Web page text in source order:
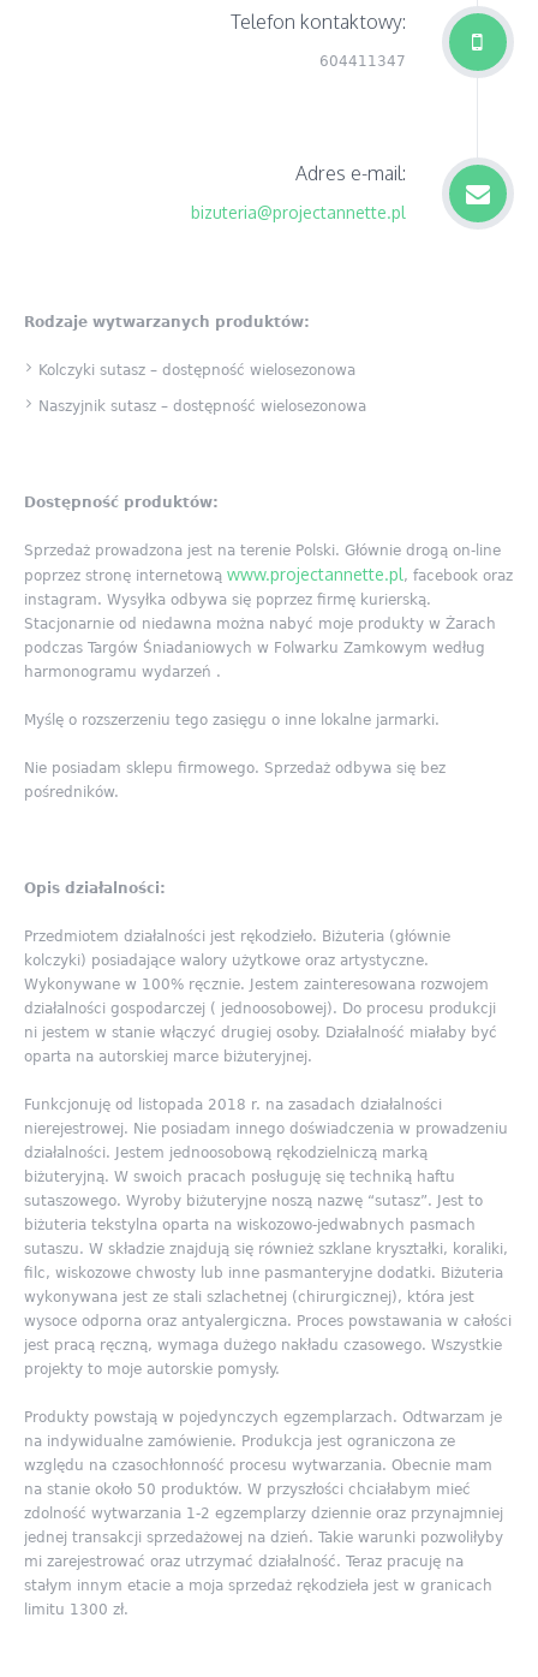
Telefon kontaktowy:
604411347
Adres e-mail:
bizuteria@projectannette.pl
Rodzaje wytwarzanych produktów:
Kolczyki sutasz – dostępność wielosezonowa
Naszyjnik sutasz – dostępność wielosezonowa
Dostępność produktów:
Sprzedaż prowadzona jest na terenie Polski. Głównie drogą on-line
poprzez stronę internetowąwww.projectannette.pl, facebook oraz
instagram. Wysyłka odbywa się poprzez firmę kurierską.
Stacjonarnie od niedawna można nabyć moje produkty w Żarach
podczas Targów Śniadaniowych w Folwarku Zamkowym według
harmonogramu wydarzeń .
Myślę o rozszerzeniu tego zasięgu o inne lokalne jarmarki.
Nie posiadam sklepu firmowego. Sprzedaż odbywa się bez
pośredników.
Opis działalności:
Przedmiotem działalności jest rękodzieło. Biżuteria (głównie
kolczyki) posiadające walory użytkowe oraz artystyczne.
Wykonywane w 100% ręcznie. Jestem zainteresowana rozwojem
działalności gospodarczej ( jednoosobowej). Do procesu produkcji
ni jestem w stanie włączyć drugiej osoby. Działalność miałaby być
oparta na autorskiej marce biżuteryjnej.
Funkcjonuję od listopada 2018 r. na zasadach działalności
nierejestrowej. Nie posiadam innego doświadczenia w prowadzeniu
działalności. Jestem jednoosobową rękodzielniczą marką
biżuteryjną. W swoich pracach posługuję się techniką haftu
sutaszowego. Wyroby biżuteryjne noszą nazwę “sutasz”. Jest to
biżuteria tekstylna oparta na wiskozowo-jedwabnych pasmach
sutaszu. W składzie znajdują się również szklane kryształki, koraliki,
filc, wiskozowe chwosty lub inne pasmanteryjne dodatki. Biżuteria
wykonywana jest ze stali szlachetnej (chirurgicznej), która jest
wysoce odporna oraz antyalergiczna. Proces powstawania w całości
jest pracą ręczną, wymaga dużego nakładu czasowego. Wszystkie
projekty to moje autorskie pomysły.
Produkty powstają w pojedynczych egzemplarzach. Odtwarzam je
na indywidualne zamówienie. Produkcja jest ograniczona ze
względu na czasochłonność procesu wytwarzania. Obecnie mam
na stanie około 50 produktów. W przyszłości chciałabym mieć
zdolność wytwarzania 1-2 egzemplarzy dziennie oraz przynajmniej
jednej transakcji sprzedażowej na dzień. Takie warunki pozwoliłyby
mi zarejestrować oraz utrzymać działalność. Teraz pracuję na
stałym innym etacie a moja sprzedaż rękodzieła jest w granicach
limitu 1300 zł.